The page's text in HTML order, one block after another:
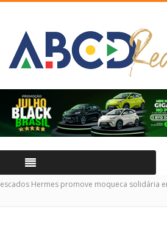
Hermes promove moqueca solidária